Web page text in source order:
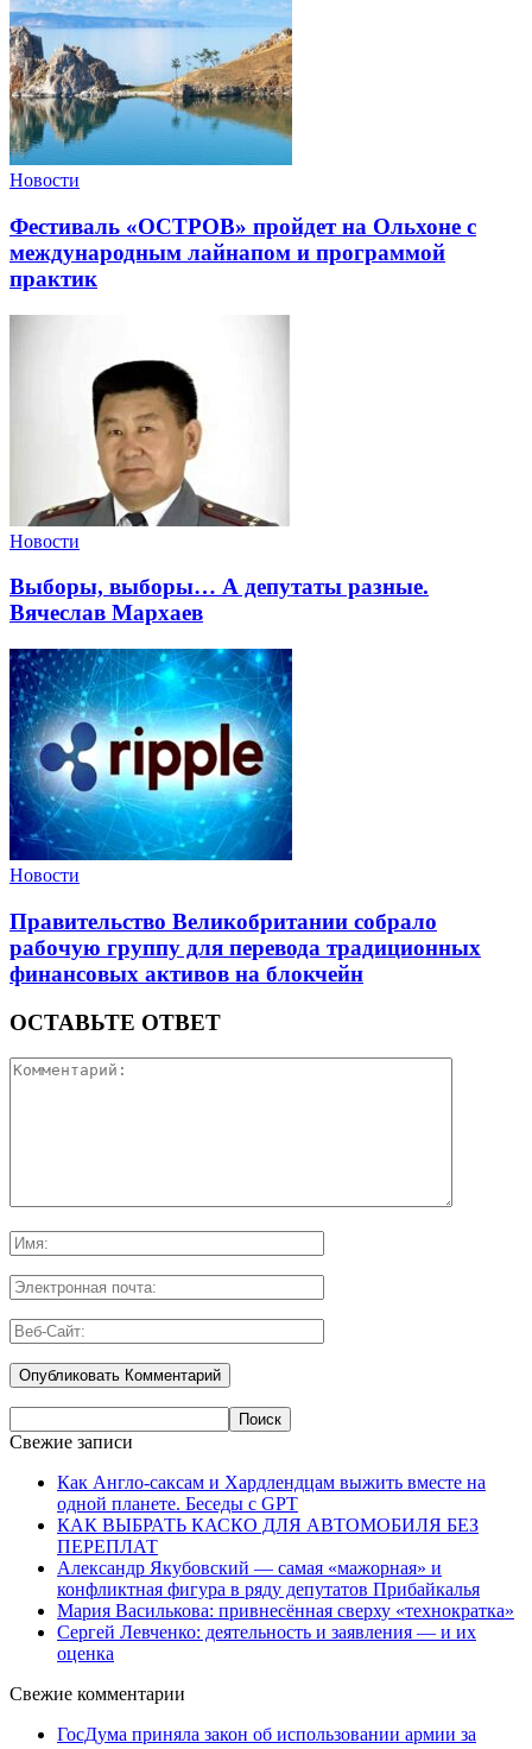
Новости
Фестиваль «ОСТРОВ» пройдет на Ольхоне с
международным лайнапом и программой
практик
Новости
Выборы, выборы… А депутаты разные.
Вячеслав Мархаев
Новости
Правительство Великобритании собрало
рабочую группу для перевода традиционных
финансовых активов на блокчейн
ОСТАВЬТЕ ОТВЕТ
Свежие записи
Как Англо-саксам и Хардлендцам выжить вместе на
одной планете. Беседы с GPT
КАК ВЫБРАТЬ КАСКО ДЛЯ АВТОМОБИЛЯ БЕЗ
ПЕРЕПЛАТ
Александр Якубовский — самая «мажорная» и
конфликтная фигура в ряду депутатов Прибайкалья
Мария Василькова: привнесённая сверху «технократка»
Сергей Левченко: деятельность и заявления — и их
оценка
Свежие комментарии
ГосДума приняла закон об использовании армии за